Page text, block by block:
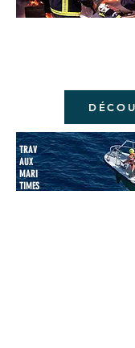
TRAV
AUX
MARI
TIMES